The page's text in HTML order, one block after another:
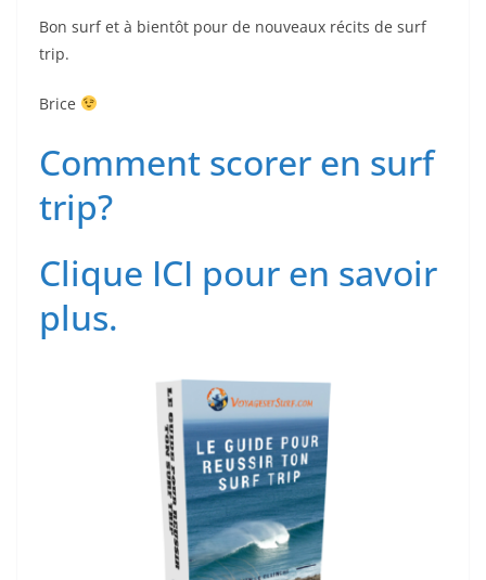
Bon surf et à bientôt pour de nouveaux récits de surf
trip.
Brice
Comment scorer en surf
trip?
Clique ICI pour en savoir
plus.